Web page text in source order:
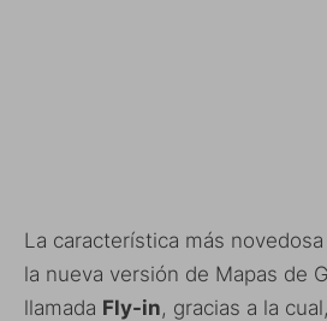
La característica más
la nueva versión de Mapas de
llamada Fly-in, gracias a la